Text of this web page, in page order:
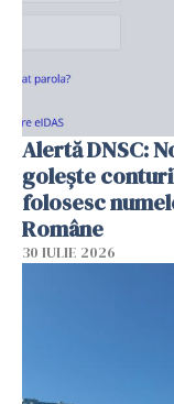
Alertă DNSC:
golește
folosesc
Române
30 IULIE 2026